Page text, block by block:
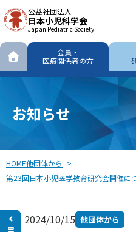
公益社団法人
日本小児科学会
Japan Pediatric Society
会員・
医療関係者の方
お知らせ
HOME他団体から
第23回日本小児医学教育研究会開催に
2024/10/15 他団体から